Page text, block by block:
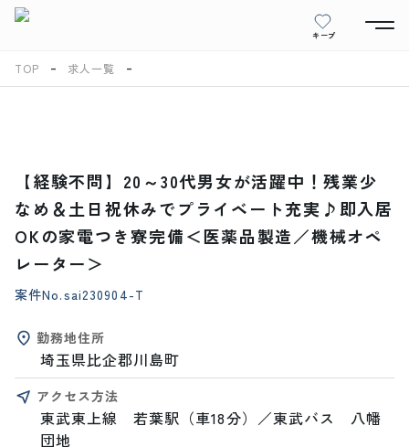
キープ
TOP 求人一覧
【経験不問】20～30代男女が活躍中！残業少
なめ＆土日祝休みでプライベート充実♪即入居
OKの家電つき寮完備＜医薬品製造／機械オペ
レーター＞
案件No.sai230904-T
勤務地住所
埼玉県比企郡川島町
アクセス方法
東武東上線　若葉駅（車18分）／東武バス　八幡
団地